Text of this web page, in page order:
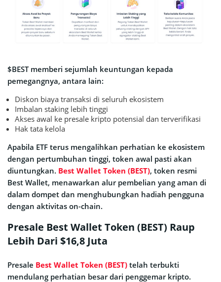
$BEST memberi sejumlah keuntungan kepada
pemegangnya, antara lain:
Diskon biaya transaksi di seluruh ekosistem
Imbalan staking lebih tinggi
Akses awal ke presale kripto potensial dan terverifikasi
Hak tata kelola
Apabila ETF terus mengalihkan perhatian ke ekosistem
dengan pertumbuhan tinggi, token awal pasti akan
diuntungkan. Best Wallet Token (BEST), token resmi
Best Wallet, menawarkan alur pembelian yang aman di
dalam dompet dan menghubungkan hadiah pengguna
dengan aktivitas on-chain.
Presale Best Wallet Token (BEST) Raup
Lebih Dari $16,8 Juta
Presale Best Wallet Token (BEST) telah terbukti
mendulang perhatian besar dari penggemar kripto.